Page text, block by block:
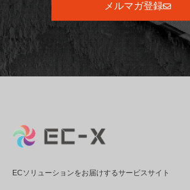
メルマガ登録
ECソリューションをお届けするサービスサイト